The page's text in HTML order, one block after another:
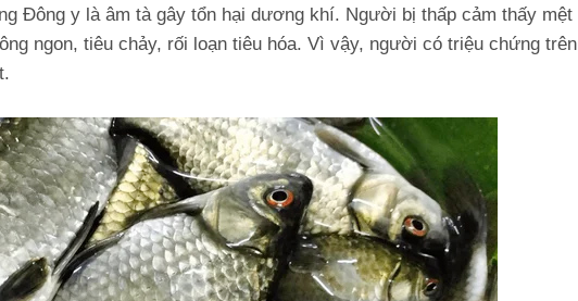
Đông y là âm tà gây tổn hại dương khí. Người bị thấp cảm thấy mệt
ngon, tiêu chảy, rối loạn tiêu hóa. Vì vậy, người có triệu chứng trên